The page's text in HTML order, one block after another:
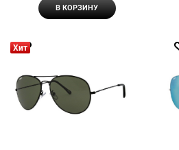
В КОРЗИНУ
Хит